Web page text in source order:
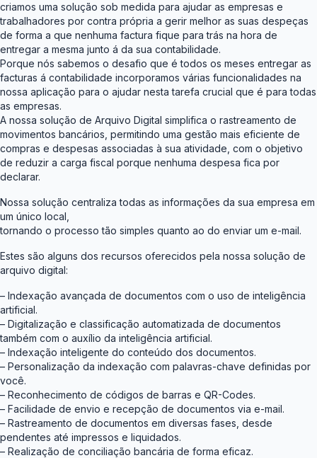
criamos uma solução sob medida para ajudar as empresas e
trabalhadores por contra própria a gerir melhor as suas despeças
de forma a que nenhuma factura fique para trás na hora de
entregar a mesma junto á da sua contabilidade.
Porque nós sabemos o desafio que é todos os meses entregar as
facturas á contabilidade incorporamos várias funcionalidades na
nossa aplicação para o ajudar nesta tarefa crucial que é para todas
as empresas.
A nossa solução de Arquivo Digital simplifica o rastreamento de
movimentos bancários, permitindo uma gestão mais eficiente de
compras e despesas associadas à sua atividade, com o objetivo
de reduzir a carga fiscal porque nenhuma despesa fica por
declarar.
Nossa solução centraliza todas as informações da sua empresa em
um único local,
tornando o processo tão simples quanto ao do enviar um e-mail.
Estes são alguns dos recursos oferecidos pela nossa solução de
arquivo digital:
– Indexação avançada de documentos com o uso de inteligência
artificial.
– Digitalização e classificação automatizada de documentos
também com o auxílio da inteligência artificial.
– Indexação inteligente do conteúdo dos documentos.
– Personalização da indexação com palavras-chave definidas por
você.
– Reconhecimento de códigos de barras e QR-Codes.
– Facilidade de envio e recepção de documentos via e-mail.
– Rastreamento de documentos em diversas fases, desde
pendentes até impressos e liquidados.
– Realização de conciliação bancária de forma eficaz.